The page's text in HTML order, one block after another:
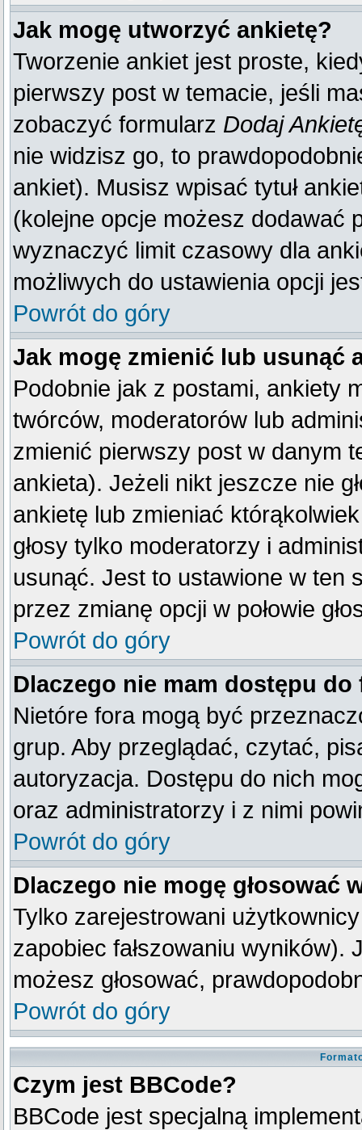
Jak mogę utworzyć ankietę?
Tworzenie ankiet jest proste,
pierwszy post w temacie, jeśli
zobaczyć formularz Dodaj
nie widzisz go, to
ankiet). Musisz wpisać tytuł
(kolejne opcje możesz dodawać
wyznaczyć limit czasowy dla
możliwych do ustawienia opcji
Powrót do góry
Jak mogę zmienić lub usunąć
Podobnie jak z postami, ankiety
twórców, moderatorów lub
zmienić pierwszy post w danym
ankieta). Jeżeli nikt jeszcze nie
ankietę lub zmieniać
głosy tylko moderatorzy i
usunąć. Jest to ustawione w ten
przez zmianę opcji w połowie
Powrót do góry
Dlaczego nie mam dostępu do
Nietóre fora mogą być
grup. Aby przeglądać, czytać,
autoryzacja. Dostępu do nich
oraz administratorzy i z nimi
Powrót do góry
Dlaczego nie mogę głosować
Tylko zarejestrowani
zapobiec fałszowaniu wyników).
możesz głosować,
Powrót do góry
Czym jest BBCode?
BBCode jest specjalną